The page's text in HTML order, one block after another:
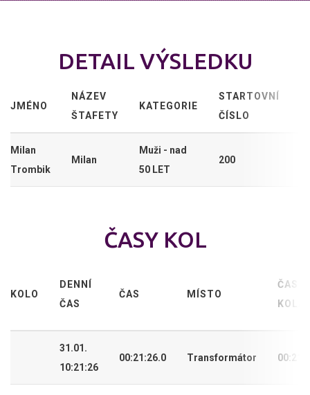
DETAIL VÝSLEDKU
JMÉNO
NÁZEV
ŠTAFETY
KATEGORIE
STARTOVNÍ
ČÍSLO
Milan
Trombik
Milan
Muži - nad
50 LET
200
ČASY KOL
KOLO
DENNÍ
ČAS
ČAS MÍSTO
ČAS
KOLA
31.01.
10:21:26
00:21:26.0 Transformátor